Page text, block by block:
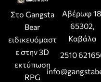
Στο Gangsta
Bear
ειδικευόμαστ
ε στην 3D
εκτύπωση
RPG
Αβέρωφ
65302,
Καβάλα
2510